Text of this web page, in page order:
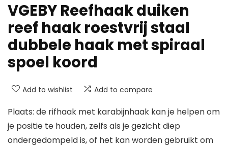
VGEBY Reefhaak duiken
reef haak roestvrij staal
dubbele haak met spiraal
spoel koord
Add to wishlist Add to compare
Plaats: de rifhaak met karabijnhaak kan je helpen om
je positie te houden, zelfs als je gezicht diep
ondergedompeld is, of het kan worden gebruikt om